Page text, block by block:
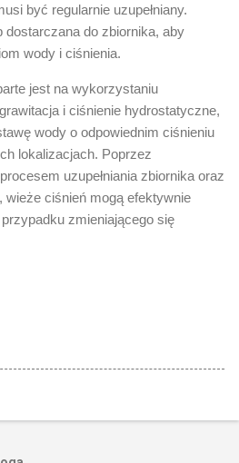
być regularnie uzupełniany.
dostarczana do zbiornika, aby
wody i ciśnienia.
jest na wykorzystaniu
i ciśnienie hydrostatyczne,
wody o odpowiednim ciśnieniu
lokalizacjach. Poprzez
uzupełniania zbiornika oraz
wieże ciśnień mogą efektywnie
zmieniającego się